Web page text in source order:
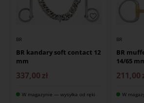
BR
BR kandary soft contact 12
mm
337,00 zł
W magazynie — wysyłka od ręki
BR
BR
14/65
211,00
W